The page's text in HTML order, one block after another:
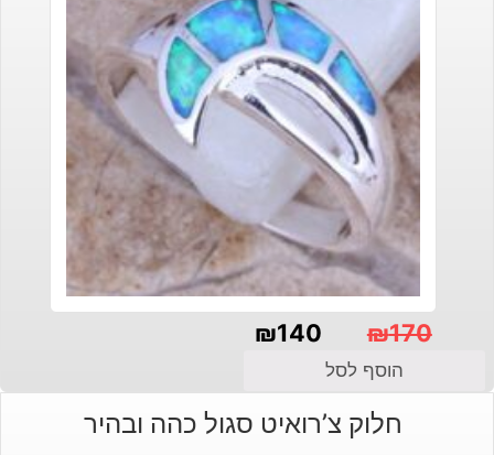
₪170
המקורי
₪140
הנוכחי
הוסף לסל
חלוק צ’רואיט סגול כהה ובהיר